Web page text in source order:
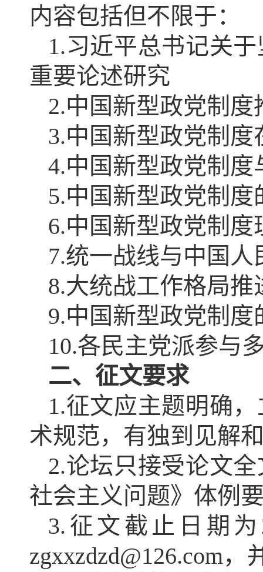
内容包括但不限于：
1.习近平总书记关
重要论述研究
2.中国新型政党制
3.中国新型政党制
4.中国新型政党制
5.中国新型政党制
6.中国新型政党制
7.统一战线与中国
8.大统战工作格局
9.中国新型政党制
10.各民主党派参与
二、征文要求
1.征文应主题明确
术规范，有独到见解
2.论坛只接受论文
社会主义问题》体例
3.征文截止日期
zgxxzdzd@126.com